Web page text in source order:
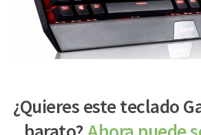
¿Quieres este teclado